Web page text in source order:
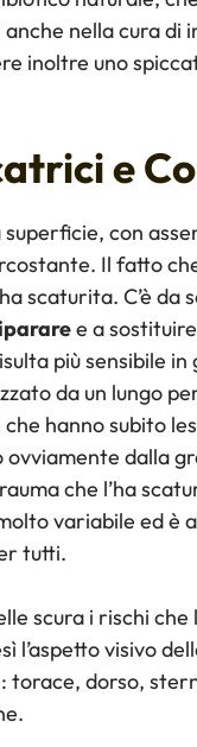
nella cura di
inoltre uno
e
con
Il fatto
scaturita. C’è
e a
più sensibile in
da un lungo
hanno subito
dalla
che l’ha
variabile ed è
tutti.
scura i rischi che
visivo
torace, dorso,